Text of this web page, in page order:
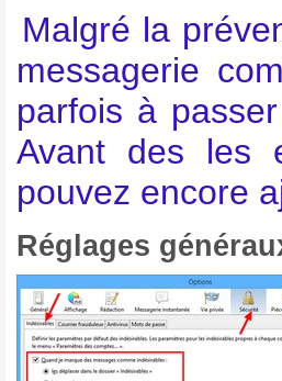
Malgré la
messagerie
parfois à
Avant des les
pouvez encore
Réglages